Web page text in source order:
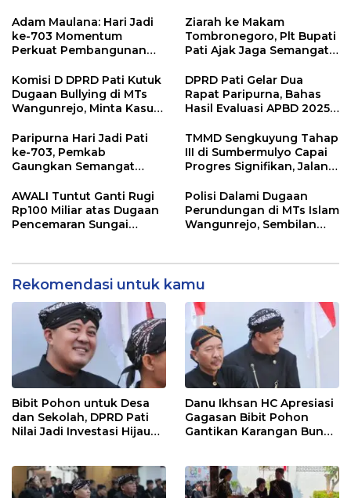
Adam Maulana: Hari Jadi
ke-703 Momentum
Perkuat Pembangunan
Masyarakat Pati
Ziarah ke Makam
Tombronegoro, Plt Bupati
Pati Ajak Jaga Semangat
Pelayanan Publik
Berkualitas
Komisi D DPRD Pati Kutuk
Dugaan Bullying di MTs
Wangunrejo, Minta Kasus
DPRD Pati Gelar Dua
Rapat Paripurna, Bahas
Hasil Evaluasi APBD 2025
2026
Paripurna Hari Jadi Pati
ke-703, Pemkab
Gaungkan Semangat
Mbangun Kamajengan”
TMMD Sengkuyung Tahap
III di Sumbermulyo Capai
Progres Signifikan, Jalan
Persen
AWALI Tuntut Ganti Rugi
Rp100 Miliar atas Dugaan
Pencemaran Sungai
Polisi Dalami Dugaan
Perundungan di MTs Islam
Wangunrejo, Sembilan
Rekomendasi untuk kamu
Bibit Pohon untuk Desa
dan Sekolah, DPRD Pati
Nilai Jadi Investasi Hijau
Danu Ikhsan HC Apresiasi
Gagasan Bibit Pohon
Gantikan Karangan Bunga